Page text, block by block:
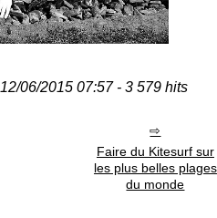
12/06/2015 07:57 - 3 579 hits
Faire du Kitesurf sur
les plus belles plages
du monde